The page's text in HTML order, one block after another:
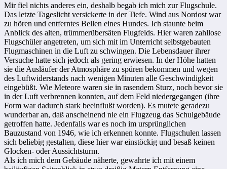
Mir fiel nichts anderes ein, deshalb begab ich mich zur Flugschule.
Das letzte Tageslicht versickerte in der Tiefe. Wind aus Nordost war
zu hören und entferntes Bellen eines Hundes. Ich staunte beim
Anblick des alten, trümmerübersäten Flugfelds. Hier waren zahllose
Flugschüler angetreten, um sich mit im Unterricht selbstgebauten
Flugmaschinen in die Luft zu schwingen. Die Lebensdauer ihrer
Versuche hatte sich jedoch als gering erwiesen. In der Höhe hatten
sie die Ausläufer der Atmosphäre zu spüren bekommen und wegen
des Luftwiderstands nach wenigen Minuten alle Geschwindigkeit
eingebüßt. Wie Meteore waren sie in rasendem Sturz, noch bevor sie
in der Luft verbrennen konnten, auf dem Feld niedergegangen (ihre
Form war dadurch stark beeinflußt worden). Es mutete geradezu
wunderbar an, daß anscheinend nie ein Flugzeug das Schulgebäude
getroffen hatte. Jedenfalls war es noch im ursprünglichen
Bauzustand von 1946, wie ich erkennen konnte. Flugschulen lassen
sich beliebig gestalten, diese hier war einstöckig und besaß keinen
Glocken- oder Aussichtsturm.
Als ich mich dem Gebäude näherte, gewahrte ich mit einem